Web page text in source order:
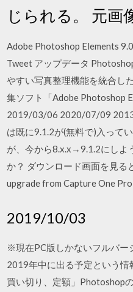
じられる。 元画
Adobe Photoshop Elements
Tweet アップデータ
やすい写真整理機能を統合し
集ソフト「Adobe Photoshop
2019/03/06 2020/07/09
は既に9.1.2が(無料で)入って
が、今から8.x.x→9.1.2にしよ
か？ ダウンロード画面を見る
upgrade from Capture One
2019/10/03
※現在PC版しかないフルバー
2019年中に出る予定という情
買い切り、定額」Photoshop